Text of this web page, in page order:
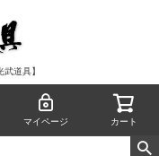
道具】
マイページ カート